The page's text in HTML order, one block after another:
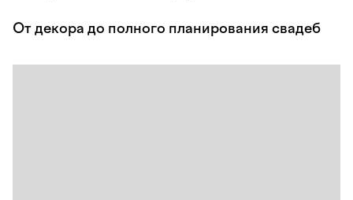
От декора до полного планирования свадеб